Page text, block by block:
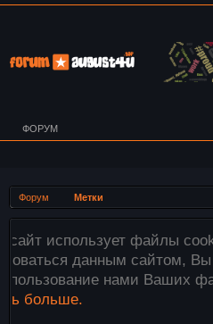
Форум Метки
файлы cookie. Продолжая
сайтом, Вы соглашаетесь
нами Ваших файлов cookie.
ФОРУМ